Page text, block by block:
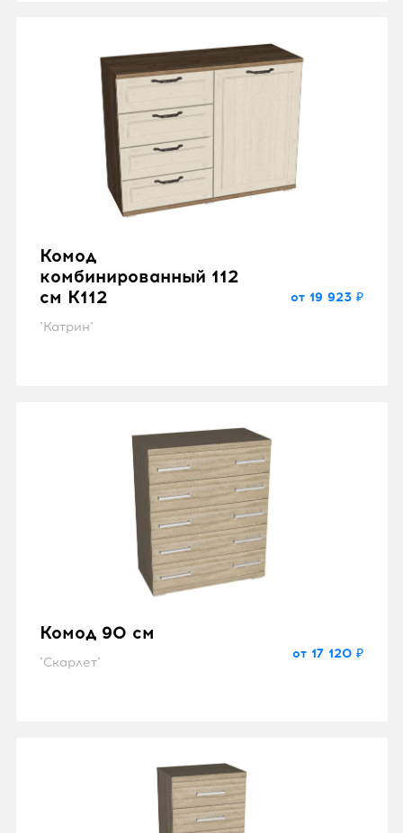
Комод
комбинированный 112
см K112
"Катрин"
от 19 923 ₽
Комод 90 см
"Скарлет"
от 17 120 ₽